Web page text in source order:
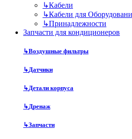
↳Кабели
↳Кабели для
↳Принадлежности
Запчасти для кондиционеров
↳Воздушные фильтры
↳Датчики
↳Детали корпуса
↳Дренаж
↳Запчасти